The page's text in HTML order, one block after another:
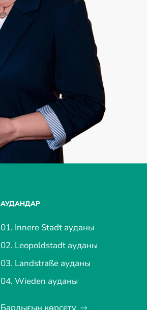
АУДАНДАР
01. Innere Stadt ауданы
02. Leopoldstadt ауданы
03. Landstraße ауданы
04. Wieden ауданы